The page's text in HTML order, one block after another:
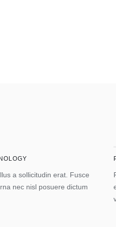
a sollicitudin erat. Fusce
nec nisl posuere dictum